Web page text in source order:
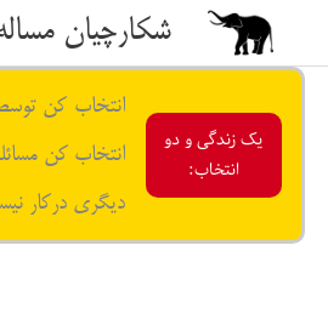
محتوا
شکارچیان
یک زندگی و دو
انتخاب:
انتخاب کن
انتخاب کن
دیگری درکار